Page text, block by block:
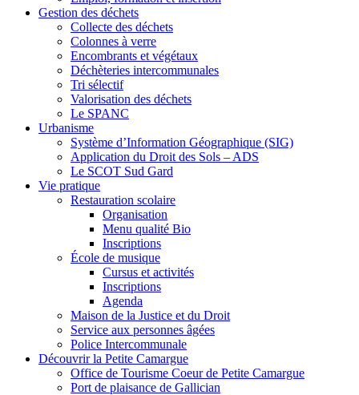
Gestion des déchets
Collecte des déchets
Colonnes à verre
Encombrants et végétaux
Déchèteries intercommunales
Tri sélectif
Valorisation des déchets
Le SPANC
Urbanisme
Système d’Information Géographique (SIG)
Application du Droit des Sols – ADS
Le SCOT Sud Gard
Vie pratique
Restauration scolaire
Organisation
Menu qualité Bio
Inscriptions
École de musique
Cursus et activités
Inscriptions
Agenda
Maison de la Justice et du Droit
Service aux personnes âgées
Police Intercommunale
Découvrir la Petite Camargue
Office de Tourisme Coeur de Petite Camargue
Port de plaisance de Gallician